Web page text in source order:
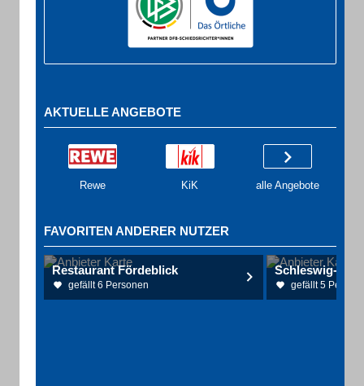
AKTUELLE ANGEBOTE
Rewe KiK alle Angebote
FAVORITEN ANDERER NUTZER
Restaurant Fördeblick
gefällt 6 Personen gefällt 5